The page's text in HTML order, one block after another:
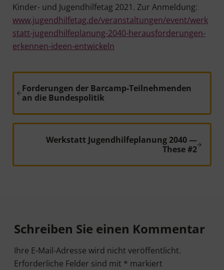
Kin­der- und Jugend­hil­fetag 2021. Zur Anmel­dung:
www.jugendhilfetag.de/veranstaltungen/event/werk
statt-jugendhilfeplanung-2040-herausforderungen-
erkennen-ideen-entwickeln
Forderungen der Barcamp-Teilnehmenden
an die Bundespolitik
Werkstatt Jugendhilfeplanung 2040 —
These #2
Schreiben Sie einen Kommentar
Ihre E-Mail-Adresse wird nicht veröffentlicht.
Erforderliche Felder sind mit * markiert